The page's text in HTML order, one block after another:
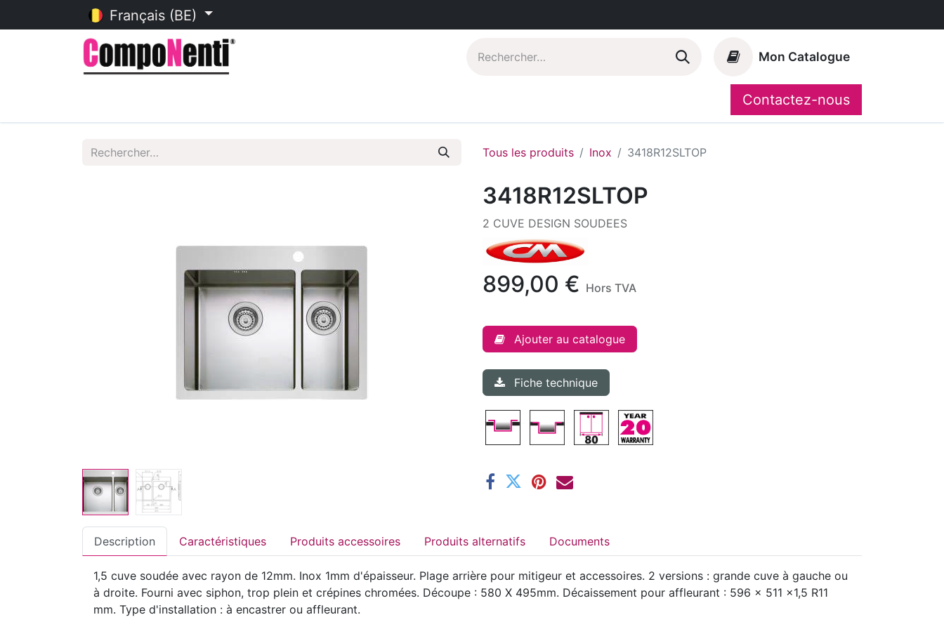
Français (BE)
Mon Catalogue
CompoShop
Contactez-nous
Tous les produits Inox 3418R12SLTOP
3418R12SLTOP
2 CUVE DESIGN SOUDEES
899,00 € Hors TVA
Ajouter au catalogue
Fiche technique
Description Caractéristiques Produits accessoires Produits alternatifs Documents
1,5 cuve soudée avec rayon de 12mm. Inox 1mm d'épaisseur. Plage arrière pour mitigeur et accessoires. 2 versions : grande cuve à gauche ou
à droite. Fourni avec siphon, trop plein et crépines chromées. Découpe : 580 X 495mm. Décaissement pour affleurant : 596 x 511 x1,5 R11
mm. Type d'installation : à encastrer ou affleurant.